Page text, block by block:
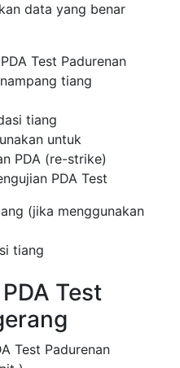
data yang benar
Test Padurenan
tiang
tiang
untuk
PDA (re-strike)
PDA Test
(jika menggunakan
tiang
Test
Test Padurenan